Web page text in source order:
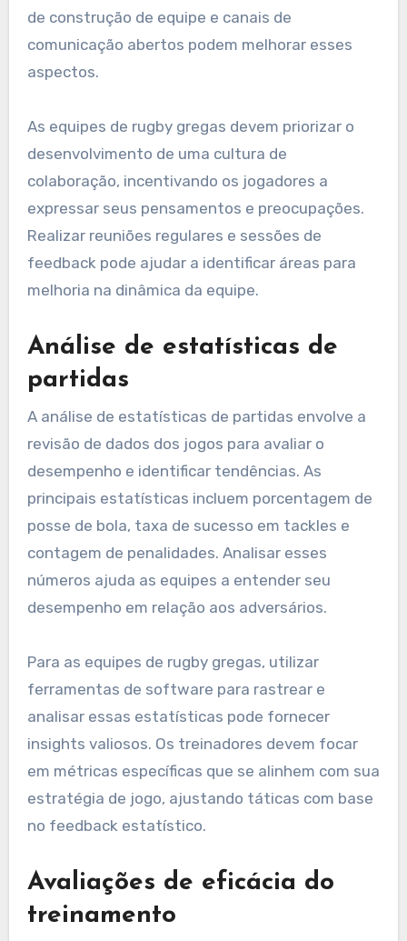
de construção de equipe e canais de
comunicação abertos podem melhorar esses
aspectos.
As equipes de rugby gregas devem priorizar o
desenvolvimento de uma cultura de
colaboração, incentivando os jogadores a
expressar seus pensamentos e preocupações.
Realizar reuniões regulares e sessões de
feedback pode ajudar a identificar áreas para
melhoria na dinâmica da equipe.
Análise de estatísticas de
partidas
A análise de estatísticas de partidas envolve a
revisão de dados dos jogos para avaliar o
desempenho e identificar tendências. As
principais estatísticas incluem porcentagem de
posse de bola, taxa de sucesso em tackles e
contagem de penalidades. Analisar esses
números ajuda as equipes a entender seu
desempenho em relação aos adversários.
Para as equipes de rugby gregas, utilizar
ferramentas de software para rastrear e
analisar essas estatísticas pode fornecer
insights valiosos. Os treinadores devem focar
em métricas específicas que se alinhem com sua
estratégia de jogo, ajustando táticas com base
no feedback estatístico.
Avaliações de eficácia do
treinamento